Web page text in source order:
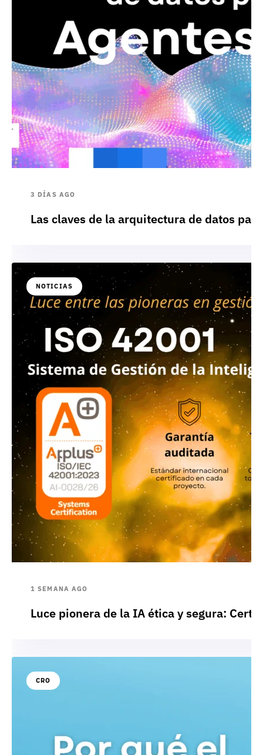
3 DÍAS AGO
Las claves de la arquitectura de datos
NOTICIAS
1 SEMANA AGO
Luce pionera de la IA ética y segura:
CRO